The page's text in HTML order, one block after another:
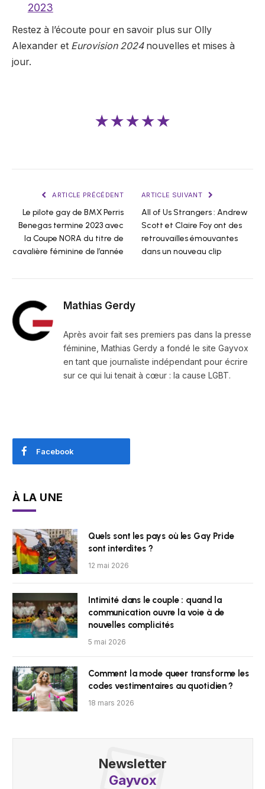
2023
Restez à l’écoute pour en savoir plus sur Olly
Alexander et Eurovision 2024nouvelles et mises à
jour.
★★★★★
ARTICLE PRÉCÉDENT
Le pilote gay de BMX Perris
Benegas termine 2023 avec
la Coupe NORA du titre de
cavalière féminine de l’année
ARTICLE SUIVANT
All of Us Strangers : Andrew
Scott et Claire Foy ont des
retrouvailles émouvantes
dans un nouveau clip
Mathias Gerdy
Après avoir fait ses premiers pas dans la presse
féminine, Mathias Gerdy a fondé le site Gayvox
en tant que journaliste indépendant pour écrire
sur ce qui lui tenait à cœur : la cause LGBT.
Facebook
À LA UNE
Quels sont les pays où les Gay Pride
sont interdites ?
12 mai 2026
Intimité dans le couple : quand la
communication ouvre la voie à de
nouvelles complicités
5 mai 2026
Comment la mode queer transforme les
codes vestimentaires au quotidien ?
18 mars 2026
Newsletter
Gayvox